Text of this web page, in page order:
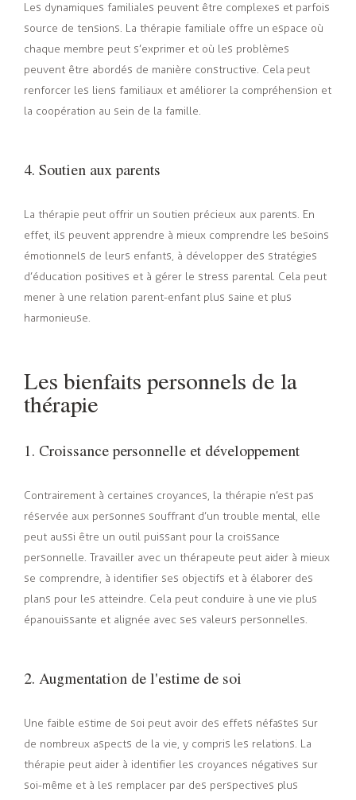
Les dynamiques familiales peuvent être complexes et parfois
source de tensions. La thérapie familiale offre un espace où
chaque membre peut s’exprimer et où les problèmes
peuvent être abordés de manière constructive. Cela peut
renforcer les liens familiaux et améliorer la compréhension et
la coopération au sein de la famille.
4. Soutien aux parents
La thérapie peut offrir un soutien précieux aux parents. En
effet, ils peuvent apprendre à mieux comprendre les besoins
émotionnels de leurs enfants, à développer des stratégies
d’éducation positives et à gérer le stress parental. Cela peut
mener à une relation parent-enfant plus saine et plus
harmonieuse.
Les bienfaits personnels de la
thérapie
1. Croissance personnelle et développement
Contrairement à certaines croyances, la thérapie n’est pas
réservée aux personnes souffrant d’un trouble mental, elle
peut aussi être un outil puissant pour la croissance
personnelle. Travailler avec un thérapeute peut aider à mieux
se comprendre, à identifier ses objectifs et à élaborer des
plans pour les atteindre. Cela peut conduire à une vie plus
épanouissante et alignée avec ses valeurs personnelles.
2. Augmentation de l'estime de soi
Une faible estime de soi peut avoir des effets néfastes sur
de nombreux aspects de la vie, y compris les relations. La
thérapie peut aider à identifier les croyances négatives sur
soi-même et à les remplacer par des perspectives plus